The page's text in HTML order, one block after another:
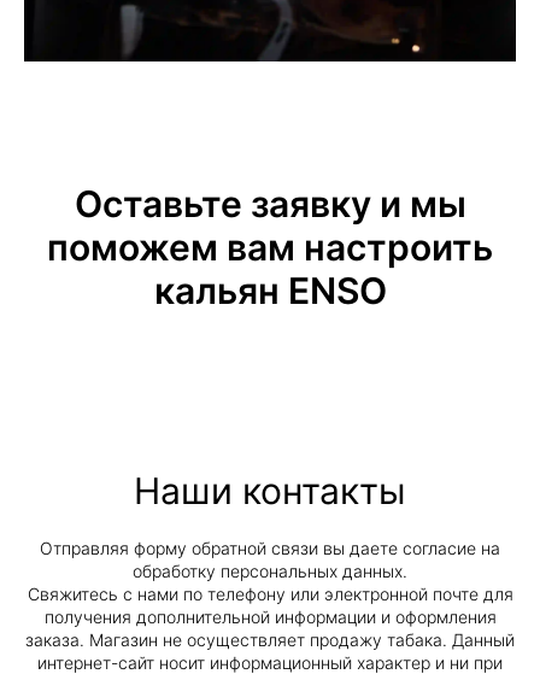
Оставьте заявку и мы
поможем вам настроить
кальян ENSO
Наши контакты
Отправляя форму обратной связи вы даете согласие на
обработку персональных данных.
Свяжитесь с нами по телефону или электронной почте для
получения дополнительной информации и оформления
заказа. Магазин не осуществляет продажу табака. Данный
интернет-сайт носит информационный характер и ни при